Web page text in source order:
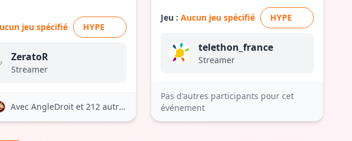
jeu spécifié HYPE
ZeratoR
Streamer
Avec AngleDroitet 212 autres
Jeu : Aucun jeu spécifié HYPE
telethon_france
Streamer
Pas d'autres participants pour cet
événement